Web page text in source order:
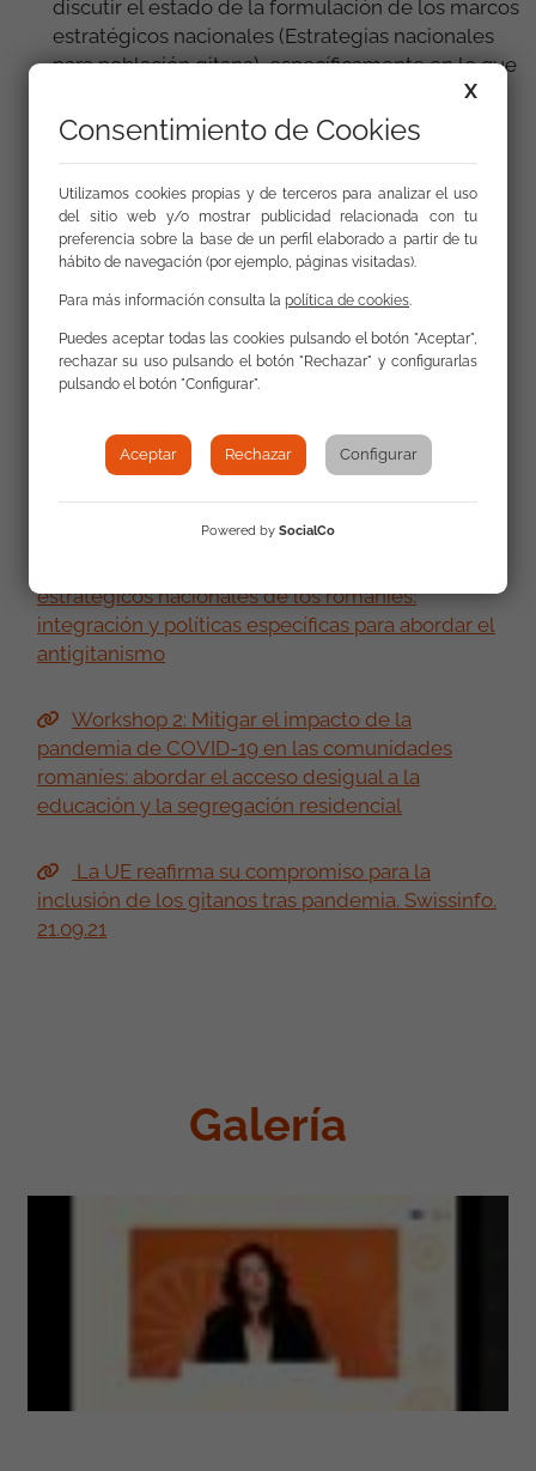
discutir el estado de la formulación de los marcos
estratégicos nacionales (Estrategias nacionales
para población gitana), específicamente en lo que
respecta a su alineación y armonización con las
políticas generales, abordando las principales
antigitanismo, y mitigar el impacto de la
pandemia Covid-19 en las comunidades
romaníes.
Enlaces
Agenda de la Plataforma europea para la
inclusión de la población gitana 20-21 de
septiembre de 2021
estratégicos nacionales de los romaníes:
integración y políticas específicas para abordar el
antigitanismo
Workshop 2: Mitigar el impacto de la
pandemia de COVID-19 en las comunidades
romaníes: abordar el acceso desigual a la
educación y la segregación residencial
La UE reafirma su compromiso para la
inclusión de los gitanos tras pandemia. Swissinfo.
21.09.21
Galería
X
Consentimiento de Cookies
Utilizamos cookies propias y de terceros para analizar el uso
del sitio web y/o mostrar publicidad relacionada con tu
preferencia sobre la base de un perfil elaborado a partir de tu
hábito de navegación (por ejemplo, páginas visitadas).
Para más información consulta la política de cookies
Puedes aceptar todas las cookies pulsando el botón "Aceptar",
rechazar su uso pulsando el botón "Rechazar" y configurarlas
pulsando el botón "Configurar".
Aceptar Rechazar Configurar
Powered by SocialCo